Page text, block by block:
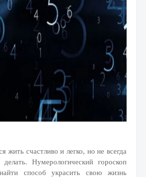
жить счастливо и легко, но не всегда
делать. Нумерологический гороскоп
способ украсить свою жизнь